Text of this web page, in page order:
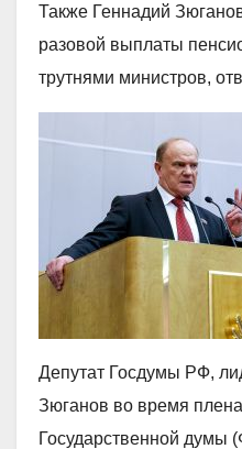
Также Геннадий
разовой выплаты
трутнями министров,
Депутат Госдумы РФ,
Зюганов во время
Государственной думы